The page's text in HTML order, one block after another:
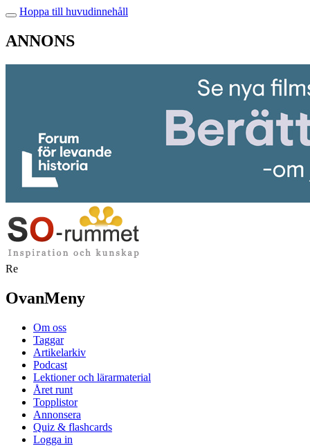
Hoppa till huvudinnehåll
ANNONS
Re
OvanMeny
Om oss
Taggar
Artikelarkiv
Podcast
Lektioner och lärarmaterial
Året runt
Topplistor
Annonsera
Quiz & flashcards
Logga in